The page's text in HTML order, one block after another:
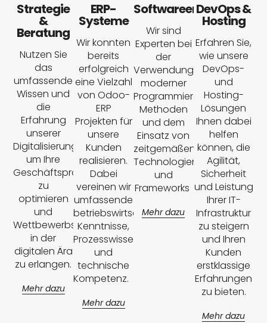
Strategie
&
Beratung
Nutzen Sie
das
umfassende
Wissen und
die
Erfahrung
unserer
Digitalisierungsexperten,
um Ihre
Geschäftsprozesse
zu
optimieren
und
Wettbewerbsvorteile
in der
digitalen Ära
zu erlangen.
Mehr dazu
ERP-
Systeme
Wir konnten
bereits
erfolgreich
eine Vielzahl
von Odoo-
ERP
Projekten für
unsere
Kunden
realisieren.
Dabei
vereinen wir
umfassende
betriebswirtschaftliche
Kenntnisse,
Prozesswissen
und
technische
Kompetenz.
Mehr dazu
Softwareentwicklung
Wir sind
Experten bei
der
Verwendung
moderner
Programmiersprachen,
Methoden
und dem
Einsatz von
zeitgemäßen
Technologien
und
Frameworks
Mehr dazu
DevOps &
Hosting
Erfahren Sie,
wie unsere
DevOps-
und
Hosting-
Lösungen
Ihnen dabei
helfen
können, die
Agilität,
Sicherheit
und Leistung
Ihrer IT-
Infrastruktur
zu steigern
und Ihren
Kunden
erstklassige
Erfahrungen
zu bieten.
Mehr dazu